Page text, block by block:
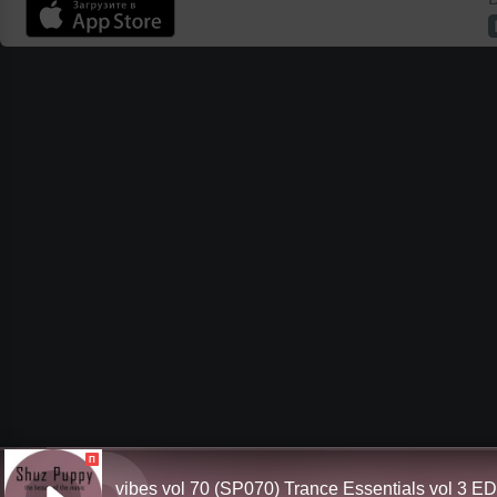
П
vibes vol 70 (SP070) Trance Essentials vol 3